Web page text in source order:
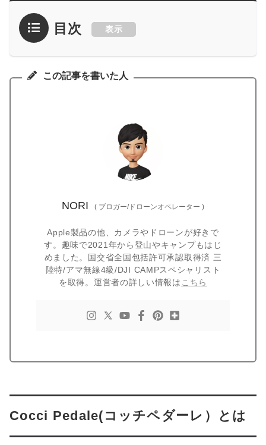
目次 表示
この記事を書いた人
NORI ( ブロガー/ドローンオペレーター )
Apple製品の他、カメラやドローンが好きで
す。趣味で2021年から登山やキャンプもはじ
めました。国交省全国包括許可承認取得済 三
陸特/アマ無線4級/DJI CAMPスペシャリスト
を取得。運営者の詳しい情報は こちら
Cocci Pedale(コッチペダーレ）とは